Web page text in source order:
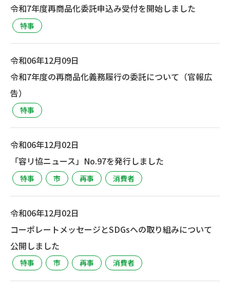
令和7年度再商品化委託申込み受付を開始しました
特事
令和06年12月09日
令和7年度の再商品化義務履行の委託について（官報広
告）
特事
令和06年12月02日
「容リ協ニュース」No.97を発行しました
特事 市 再事 消費者
令和06年12月02日
コーポレートメッセージとSDGsへの取り組みについて
公開しました
特事 市 再事 消費者